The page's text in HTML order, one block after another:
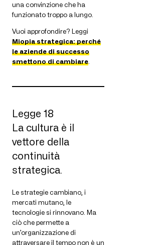
una convinzione che ha
funzionato troppo a lungo.
Vuoi approfondire? Leggi
Miopia strategica: perché
le aziende di successo
smettono di cambiare
Legge 18
La cultura è il
vettore della
continuità
strategica.
Le strategie cambiano, i
mercati mutano, le
tecnologie si rinnovano. Ma
ciò che permette a
un’organizzazione di
attraversare il tempo non è un